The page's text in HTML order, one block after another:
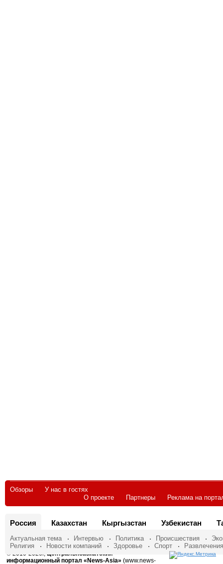
Обзоры
У нас в гостях
О проекте
Партнеры Реклама на
Россия Казахстан Кыргызстан Узбекистан
Актуальная тема Интервью Политика Происшествия
Религия
Новости компаний Здоровье Спорт Развлечения
© 2010-2026г, Центральноазиатский
информационный портал «News-Asia» (www.news-